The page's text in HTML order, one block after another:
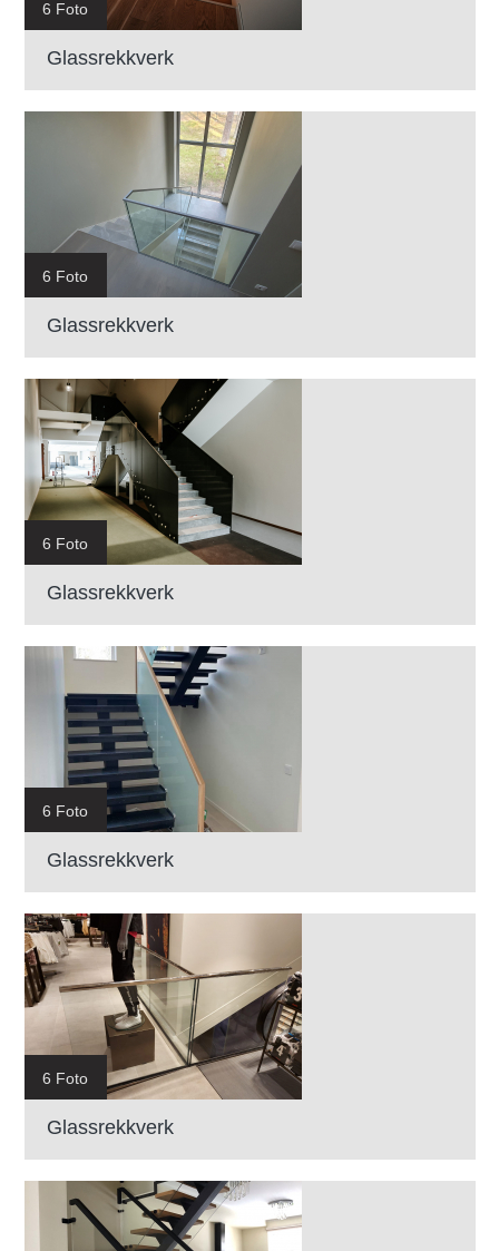
6 Foto
Glassrekkverk
6 Foto
Glassrekkverk
6 Foto
Glassrekkverk
6 Foto
Glassrekkverk
6 Foto
Glassrekkverk